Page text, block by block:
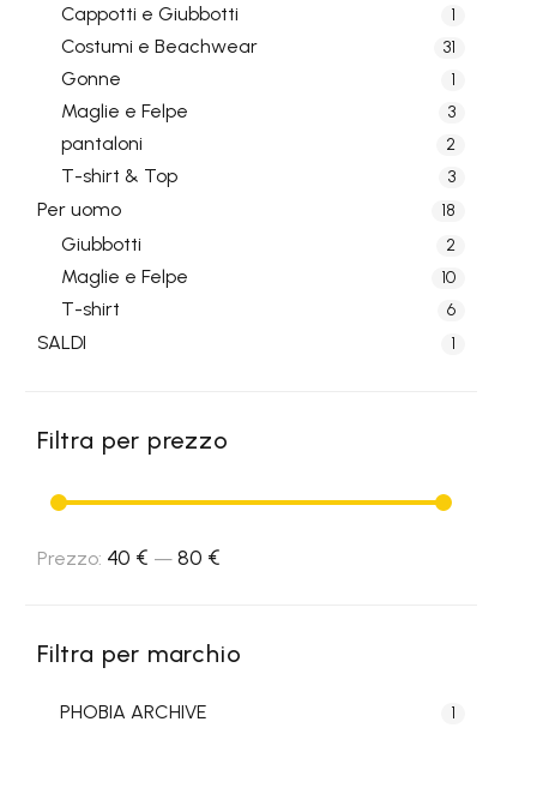
Cappotti e Giubbotti 1
Costumi e Beachwear 31
Gonne 1
Maglie e Felpe 3
pantaloni 2
T-shirt & Top 3
Per uomo 18
Giubbotti 2
Maglie e Felpe 10
T-shirt 6
SALDI 1
Filtra per prezzo
Prezzo
Prezzo
Prezzo: 40 € — 80 €
Filtra per marchio
PHOBIA ARCHIVE 1